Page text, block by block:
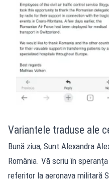
Variantele traduse ale
Bună ziua, Sunt Alexandra
România. Vă scriu în
referitor la aeronava militară